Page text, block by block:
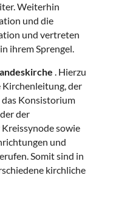
Weiterhin
und die
und vertreten
ihrem Sprengel.
. Hierzu
Kirchenleitung, der
Konsistorium
der
sowie
und
Somit sind in
kirchliche